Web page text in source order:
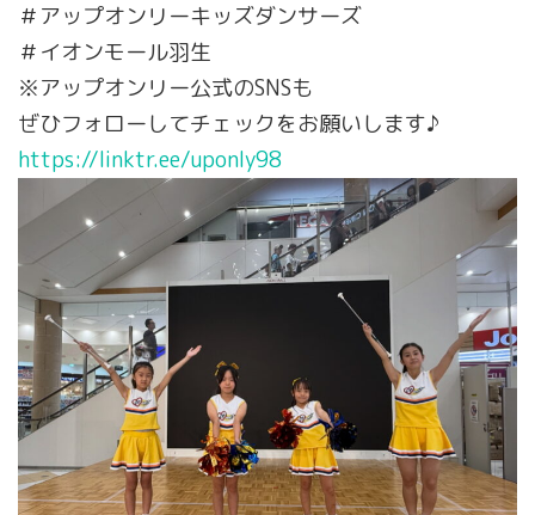
＃アップオンリーキッズダンサーズ
＃イオンモール羽生
※アップオンリー公式のSNSも
ぜひフォローしてチェックをお願いします♪
https://linktr.ee/uponly98